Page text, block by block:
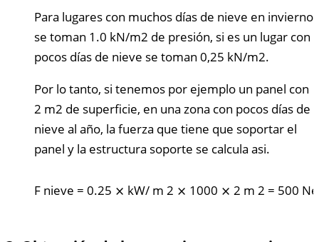
Para lugares con muchos días de nieve en invierno
se toman 1.0 kN/m2 de presión, si es un lugar con
pocos días de nieve se toman 0,25 kN/m2.
Por lo tanto, si tenemos por ejemplo un panel con
2 m2 de superficie, en una zona con pocos días de
nieve al año, la fuerza que tiene que soportar el
panel y la estructura soporte se calcula asi.
F nieve = 0.25 ⨯ kW/ m 2 ⨯ 1000 ⨯ 2 m 2 = 500